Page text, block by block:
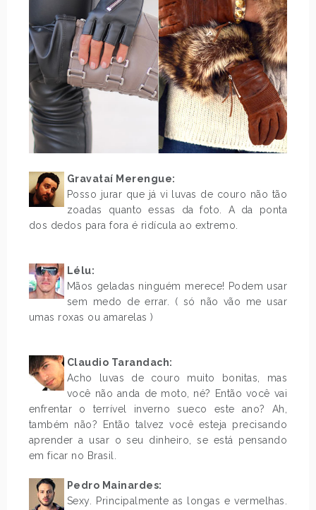
Gravataí Merengue:
Posso jurar que já vi luvas de couro não tão
zoadas quanto essas da foto. A da ponta
dos dedos para fora é ridícula ao extremo.
Lélu:
Mãos geladas ninguém merece! Podem usar
sem medo de errar. ( só não vão me usar
umas roxas ou amarelas )
Claudio Tarandach:
Acho luvas de couro muito bonitas, mas
você não anda de moto, né? Então você vai
enfrentar o terrível inverno sueco este ano? Ah,
também não? Então talvez você esteja precisando
aprender a usar o seu dinheiro, se está pensando
em ficar no Brasil.
Pedro Mainardes:
Sexy. Principalmente as longas e vermelhas.